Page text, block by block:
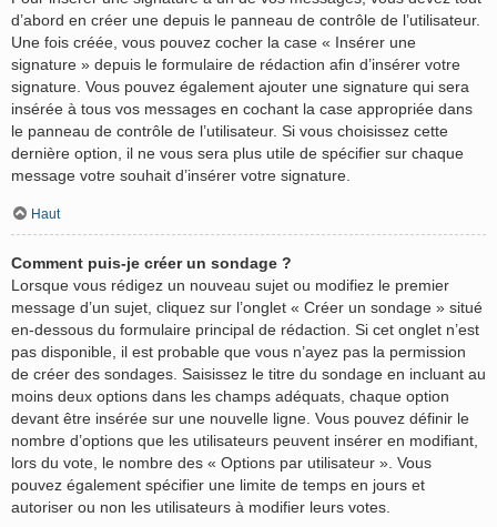
d’abord en créer une depuis le panneau de contrôle de l’utilisateur.
Une fois créée, vous pouvez cocher la case « Insérer une
signature » depuis le formulaire de rédaction afin d’insérer votre
signature. Vous pouvez également ajouter une signature qui sera
insérée à tous vos messages en cochant la case appropriée dans
le panneau de contrôle de l’utilisateur. Si vous choisissez cette
dernière option, il ne vous sera plus utile de spécifier sur chaque
message votre souhait d’insérer votre signature.
Haut
Comment puis-je créer un sondage ?
Lorsque vous rédigez un nouveau sujet ou modifiez le premier
message d’un sujet, cliquez sur l’onglet « Créer un sondage » situé
en-dessous du formulaire principal de rédaction. Si cet onglet n’est
pas disponible, il est probable que vous n’ayez pas la permission
de créer des sondages. Saisissez le titre du sondage en incluant au
moins deux options dans les champs adéquats, chaque option
devant être insérée sur une nouvelle ligne. Vous pouvez définir le
nombre d’options que les utilisateurs peuvent insérer en modifiant,
lors du vote, le nombre des « Options par utilisateur ». Vous
pouvez également spécifier une limite de temps en jours et
autoriser ou non les utilisateurs à modifier leurs votes.